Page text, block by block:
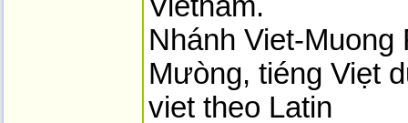
Nhánh Viet-Muong
Mưòng, tiéng Viẹt
viet theo Latin